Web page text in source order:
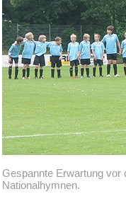
Gespannte Erwartung vor
Nationalhymnen.